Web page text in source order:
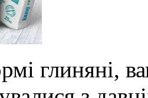
глиняні,